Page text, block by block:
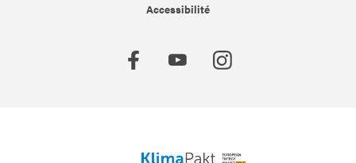
Accessibilité